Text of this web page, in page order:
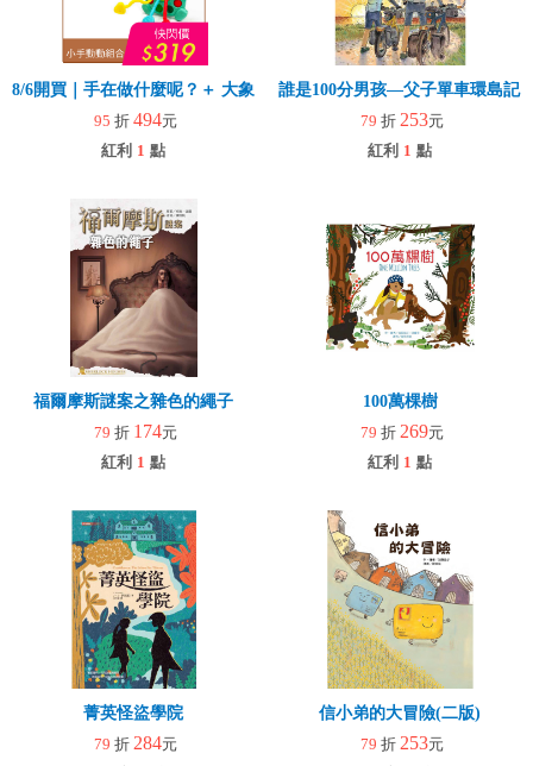
8/6開買｜手在做什麼呢？＋ 大象拉拉樂(玩具)
95 折 494元
紅利 1 點
誰是100分男孩—父子單車環島記
79 折 253元
紅利 1 點
福爾摩斯謎案之雜色的繩子
79 折 174元
紅利 1 點
100萬棵樹
79 折 269元
紅利 1 點
菁英怪盜學院
79 折 284元
信小弟的大冒險(二版)
79 折 253元